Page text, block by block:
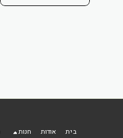
בית אודות חנות